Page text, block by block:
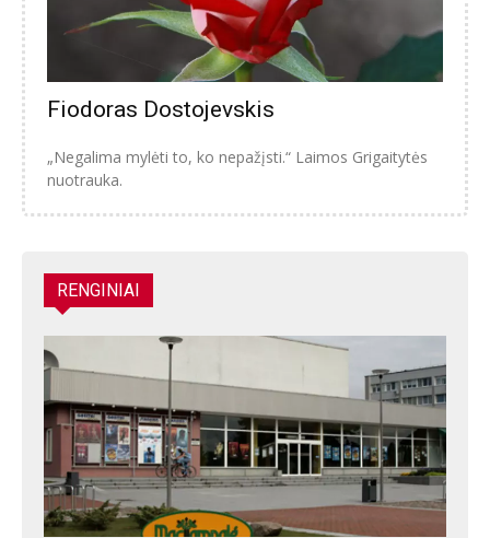
Fiodoras Dostojevskis
„Negalima mylėti to, ko nepažįsti.“ Laimos Grigaitytės
nuotrauka.
RENGINIAI